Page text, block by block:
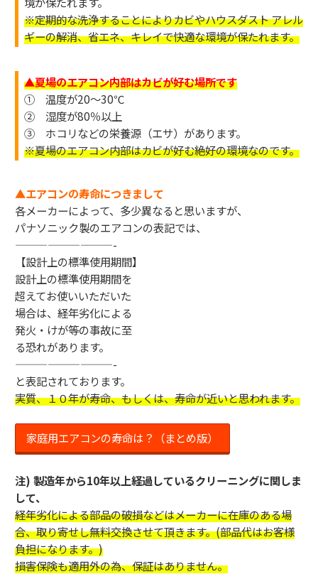
※定期的な洗浄することによりカビやハウスダスト アレル
ギーの解消、省エネ、キレイで快適な環境が保たれます。
▲夏場のエアコン内部はカビが好む場所です
① 温度が20～30℃
② 湿度が80％以上
③ ホコリなどの栄養源（エサ）があります。
※夏場のエアコン内部はカビが好む絶好の環境なのです。
▲エアコンの寿命につきまして
各メーカーによって、多少異なると思いますが、
パナソニック製のエアコンの表記では、
—————————-
【設計上の標準使用期間】
設計上の標準使用期間を
超えてお使いいただいた
場合は、経年劣化による
発火・けが等の事故に至
る恐れがあります。
—————————-
と表記されております。
実質、１０年が寿命、もしくは、寿命が近いと思われます。
家庭用エアコンの寿命は？（まとめ版）
注) 製造年から10年以上経過しているクリーニングに関しま
して、
経年劣化による部品の破損などはメーカーに在庫のある場
合、取り寄せし無料交換させて頂きます。(部品代はお客様
負担になります。)
損害保険も適用外の為、保証はありません。